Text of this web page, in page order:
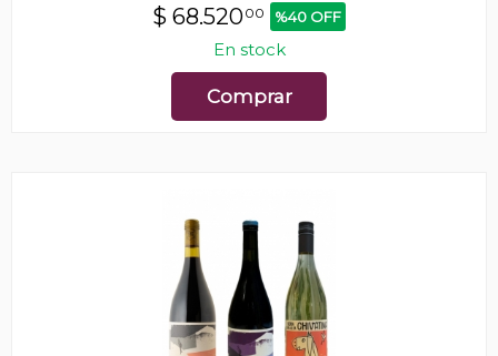
$ 68.52000 %40 OFF
En stock
Comprar